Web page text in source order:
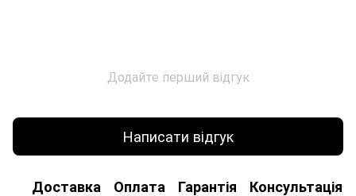
Додайте перший відгук
Написати відгук
Доставка Оплата Гарантія Консультація